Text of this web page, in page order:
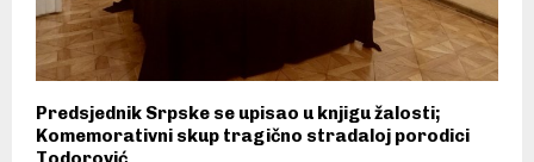
Predsjednik Srpske se upisao u knjigu žalosti;
Komemorativni skup tragično stradaloj porodici